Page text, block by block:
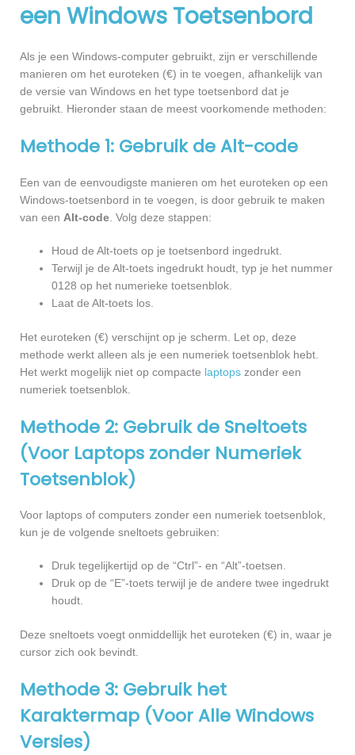
een Windows Toetsenbord
Als je een Windows-computer gebruikt, zijn er verschillende
manieren om het euroteken (€) in te voegen, afhankelijk van
de versie van Windows en het type toetsenbord dat je
gebruikt. Hieronder staan de meest voorkomende methoden:
Methode 1: Gebruik de Alt-code
Een van de eenvoudigste manieren om het euroteken op een
Windows-toetsenbord in te voegen, is door gebruik te maken
van een Alt-code . Volg deze stappen:
Houd de Alt-toets op je toetsenbord ingedrukt.
Terwijl je de Alt-toets ingedrukt houdt, typ je het nummer
0128 op het numerieke toetsenblok.
Laat de Alt-toets los.
Het euroteken (€) verschijnt op je scherm. Let op, deze
methode werkt alleen als je een numeriek toetsenblok hebt.
Het werkt mogelijk niet op compacte laptops zonder een
numeriek toetsenblok.
Methode 2: Gebruik de Sneltoets
(Voor Laptops zonder Numeriek
Toetsenblok)
Voor laptops of computers zonder een numeriek toetsenblok,
kun je de volgende sneltoets gebruiken:
Druk tegelijkertijd op de “Ctrl”- en “Alt”-toetsen.
Druk op de “E”-toets terwijl je de andere twee ingedrukt
houdt.
Deze sneltoets voegt onmiddellijk het euroteken (€) in, waar je
cursor zich ook bevindt.
Methode 3: Gebruik het
Karaktermap (Voor Alle Windows
Versies)